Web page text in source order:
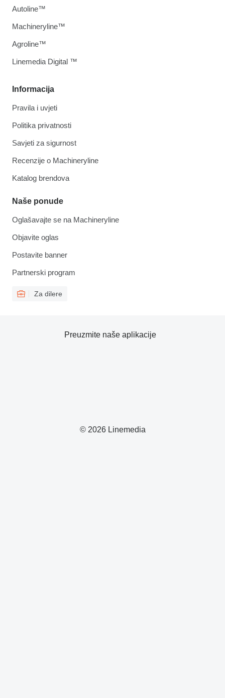
Informacija
Pravila i uvjeti
Politika privatnosti
Savjeti za sigurnost
Recenzije o Machineryline
Katalog brendova
Naše ponude
Oglašavajte se na Machineryline
Objavite oglas
Postavite banner
Partnerski program
Za dilere
Autoline™
Machineryline™
Agroline™
Linemedia Digital ™
© 2026 Linemedia
Preuzmite naše aplikacije